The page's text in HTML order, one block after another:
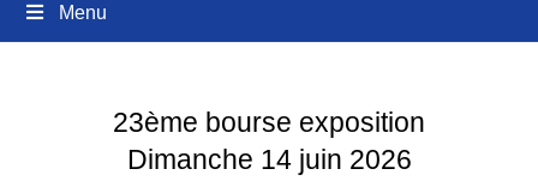
Menu
23ème bourse exposition
Dimanche 14 juin 2026